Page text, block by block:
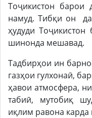
Тоҷикистон барои
намуд. Тибқи он
ҳудуди
шинонда мешавад.
Тадбирҳои ин
газҳои гулхонаӣ,
ҳавои атмосфера,
табиӣ, мутобиқ
иқлим равона карда